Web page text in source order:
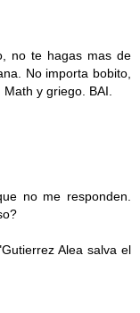
no te hagas mas de
No importa bobito,
y griego. BAI.
no me responden.
Alea salva el